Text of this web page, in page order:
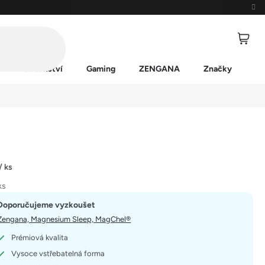
Příslušenství Gaming ZENGANA Značky
ks
vyzkoušet
Magnesium Sleep, MagChel®
Prémiová kvalita
Vysoce vstřebatelná forma